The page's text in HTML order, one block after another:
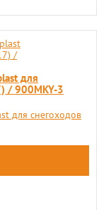
для
/ 900MKY-3
для снегоходов